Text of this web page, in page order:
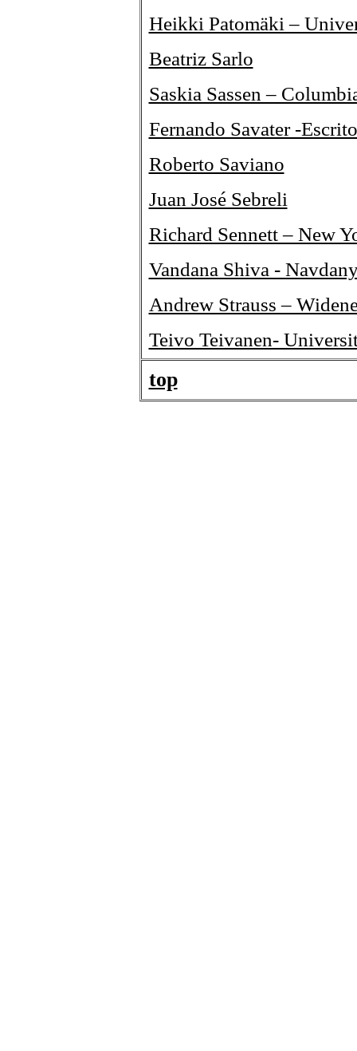
Heikki Patomäki –
Beatriz Sarlo
Saskia Sassen –
Fernando Savater -
Roberto Saviano
Juan José Sebreli
Richard Sennett – New
Vandana Shiva -
Andrew Strauss –
Teivo Teivanen-
top